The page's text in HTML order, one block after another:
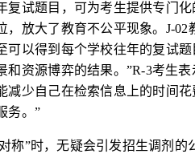
复试题目，可为考生提供专门
放大了教育不公平现象。 J-02
可以得到每个学校往年的复试
和资源博弈的结果。”R-3考生表
减少自己在检索信息上的时间
务。”
称”时，无疑会引发招生调剂